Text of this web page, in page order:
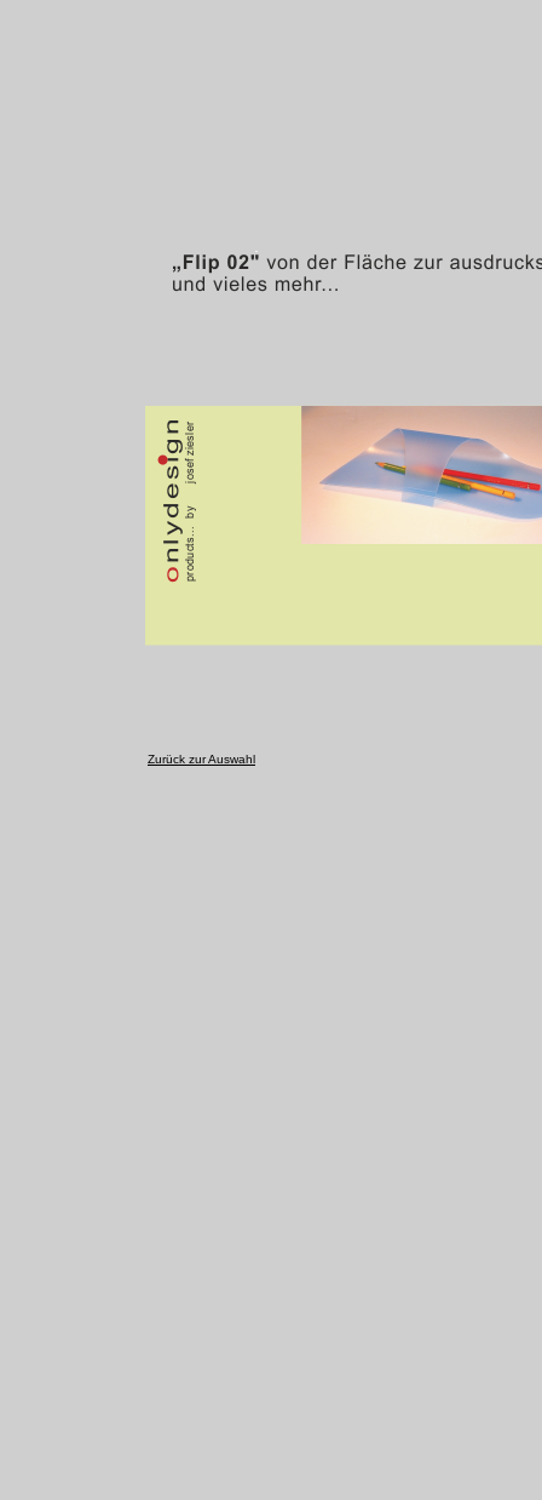
Zurück zur Auswahl